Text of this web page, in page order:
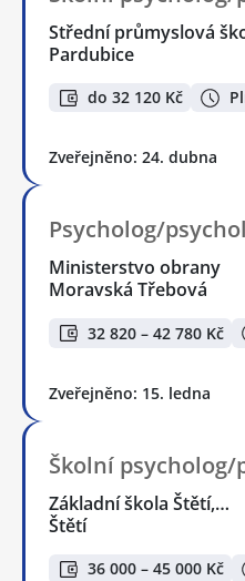
Střední průmyslová
Pardubice
do 32 120 Kč
Zveřejněno: 24. dubna
Psycholog/
Ministerstvo obrany
Moravská Třebová
32 820 – 42 780 Kč
Zveřejněno: 15. ledna
Školní psycholog/
Základní škola Štětí,…
Štětí
36 000 – 45 000 Kč